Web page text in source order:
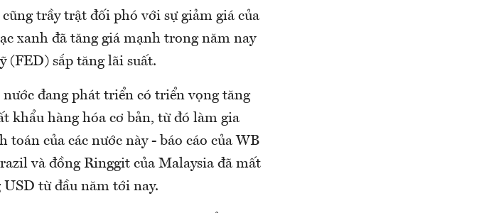
trầy trật đối phó với sự giảm giá của
xanh đã tăng giá mạnh trong năm nay
(FED) sắp tăng lãi suất.
đang phát triển có triển vọng tăng
khẩu hàng hóa cơ bản, từ đó làm gia
của các nước này - báo cáo của WB
và đồng Ringgit của Malaysia đã mất
từ đầu năm tới nay.